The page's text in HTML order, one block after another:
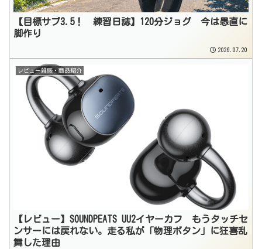
【目標サブ3.5！ 練習日誌】120分ジョグ 今は愚直に
脚作り
2026.07.20
レビュー雑感・商品紹介
【レビュー】SOUNDPEATS UU2イヤーカフ もうタッチセ
ンサーには戻れない。走る私が「物理ボタン」に狂喜乱
舞した理由